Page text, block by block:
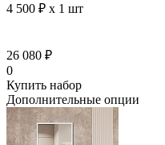
4 500 ₽ x 1 шт
26 080 ₽
0
Купить набор
Дополнительные опции